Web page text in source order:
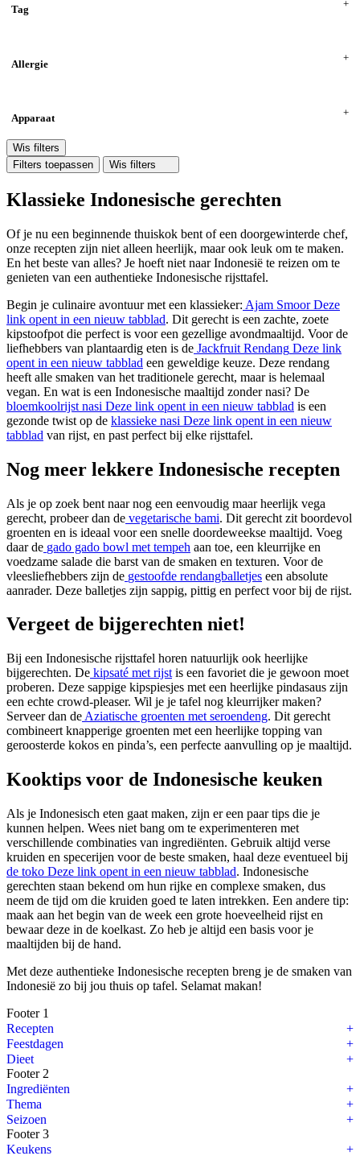
Tag
Allergie
Apparaat
Wis filters
Filters toepassen
Wis filters
Klassieke Indonesische gerechten
Of je nu een beginnende thuiskok bent of een doorgewinterde chef,
onze recepten zijn niet alleen heerlijk, maar ook leuk om te maken.
En het beste van alles? Je hoeft niet naar Indonesië te reizen om te
genieten van een authentieke Indonesische rijsttafel.
Begin je culinaire avontuur met een klassieker: Ajam Smoor Deze
link opent in een nieuw tabblad. Dit gerecht is een zachte, zoete
kipstoofpot die perfect is voor een gezellige avondmaaltijd. Voor de
liefhebbers van plantaardig eten is de Jackfruit Rendang Deze link
opent in een nieuw tabblad een geweldige keuze. Deze rendang
heeft alle smaken van het traditionele gerecht, maar is helemaal
vegan. En wat is een Indonesische maaltijd zonder nasi? De
bloemkoolrijst nasi Deze link opent in een nieuw tabblad is een
gezonde twist op de klassieke nasi Deze link opent in een nieuw
tabblad van rijst, en past perfect bij elke rijsttafel.
Nog meer lekkere Indonesische recepten
Als je op zoek bent naar nog een eenvoudig maar heerlijk vega
gerecht, probeer dan de vegetarische bami. Dit gerecht zit boordevol
groenten en is ideaal voor een snelle doordeweekse maaltijd. Voeg
daar de gado gado bowl met tempeh aan toe, een kleurrijke en
voedzame salade die barst van de smaken en texturen. Voor de
vleesliefhebbers zijn de gestoofde rendangballetjes een absolute
aanrader. Deze balletjes zijn sappig, pittig en perfect voor bij de rijst.
Vergeet de bijgerechten niet!
Bij een Indonesische rijsttafel horen natuurlijk ook heerlijke
bijgerechten. De kipsaté met rijst is een favoriet die je gewoon moet
proberen. Deze sappige kipspiesjes met een heerlijke pindasaus zijn
een echte crowd-pleaser. Wil je je tafel nog kleurrijker maken?
Serveer dan de Aziatische groenten met seroendeng. Dit gerecht
combineert knapperige groenten met een heerlijke topping van
geroosterde kokos en pinda’s, een perfecte aanvulling op je maaltijd.
Kooktips voor de Indonesische keuken
Als je Indonesisch eten gaat maken, zijn er een paar tips die je
kunnen helpen. Wees niet bang om te experimenteren met
verschillende combinaties van ingrediënten. Gebruik altijd verse
kruiden en specerijen voor de beste smaken, haal deze eventueel bij
de toko Deze link opent in een nieuw tabblad. Indonesische
gerechten staan bekend om hun rijke en complexe smaken, dus
neem de tijd om die kruiden goed te laten intrekken. Een andere tip:
maak aan het begin van de week een grote hoeveelheid rijst en
bewaar deze in de koelkast. Zo heb je altijd een basis voor je
maaltijden bij de hand.
Met deze authentieke Indonesische recepten breng je de smaken van
Indonesië zo bij jou thuis op tafel. Selamat makan!
Footer 1
Recepten
Feestdagen
Dieet
Footer 2
Ingrediënten
Thema
Seizoen
Footer 3
Keukens